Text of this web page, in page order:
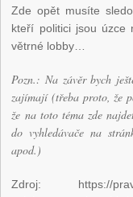
Zde opět musíte
kteří politici jsou úzce
větrné lobby…
Pozn.: Na závěr bych
zajímají (třeba proto, že
že na toto téma zde
do vyhledávače na
apod.)
Zdroj: https://